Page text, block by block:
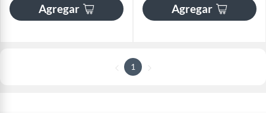
Agregar Agregar
1